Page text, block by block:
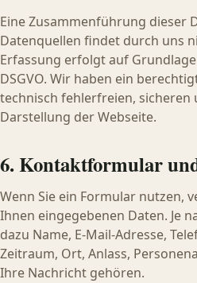
Eine Zusammenführung dieser
Datenquellen findet durch uns
Erfassung erfolgt auf
DSGVO. Wir haben ein
technisch fehlerfreien, sicheren
Darstellung der Webseite.
6. Kontaktformular
Wenn Sie ein Formular nutzen,
Ihnen eingegebenen Daten. Je
dazu Name, E-Mail-Adresse,
Zeitraum, Ort, Anlass,
Ihre Nachricht gehören.